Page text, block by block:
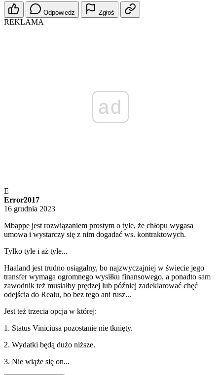
Odpowiedz Zgłoś
REKLAMA
ad
E
Error2017
16 grudnia 2023
Mbappe jest rozwiązaniem prostym o tyle, że chłopu wygasa
umowa i wystarczy się z nim dogadać ws. kontraktowych.
Tylko tyle i aż tyle...
Haaland jest trudno osiągalny, bo najzwyczajniej w świecie jego
transfer wymaga ogromnego wysiłku finansowego, a ponadto sam
zawodnik też musiałby prędzej lub później zadeklarować chęć
odejścia do Realu, bo bez tego ani rusz...
Jest też trzecia opcja w której:
1. Status Viniciusa pozostanie nie tknięty.
2. Wydatki będą dużo niższe.
3. Nie wiąże się on...